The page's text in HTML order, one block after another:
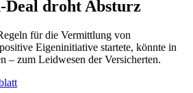
Deal droht Absturz
für die Vermittlung von
Eigeninitiative startete, könnte in
– zum Leidwesen der Versicherten.